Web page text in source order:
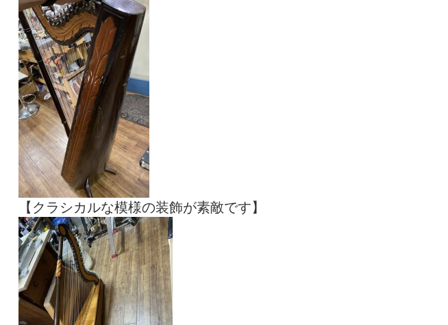
【クラシカルな模様の装飾が素敵です】